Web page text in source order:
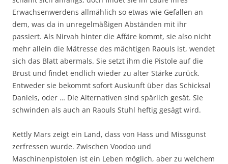
Erwachsenwerdens allmählich so etwas wie Gefallen an
dem, was da in unregelmäßigen Abständen mit ihr
passiert. Als Nirvah hinter die Affäre kommt, sie also nicht
mehr allein die Mätresse des mächtigen Raouls ist, wendet
sich das Blatt abermals. Sie setzt ihm die Pistole auf die
Brust und findet endlich wieder zu alter Stärke zurück.
Entweder sie bekommt sofort Auskunft über das Schicksal
Daniels, oder … Die Alternativen sind spärlich gesät. Sie
schwinden als auch an Raouls Stuhl heftig gesägt wird.
Kettly Mars zeigt ein Land, dass von Hass und Missgunst
zerfressen wurde. Zwischen Voodoo und
Maschinenpistolen ist ein Leben möglich, aber zu welchem